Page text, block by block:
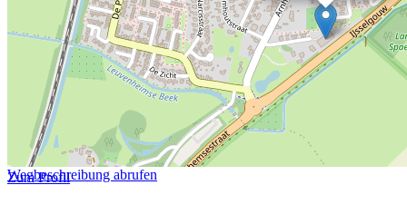
Wegbeschreibung abrufen
Zum Profil